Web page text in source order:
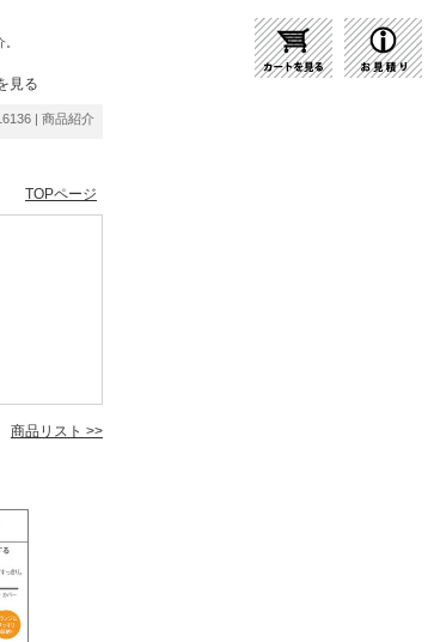
見る
| 商品紹介 | 照明器具の通販・インテリア照明の通信販売【ライトスタ
TOPページ
商品リスト >>